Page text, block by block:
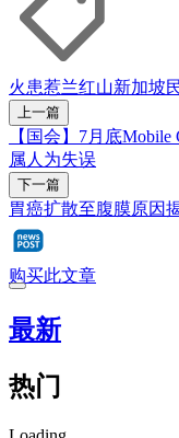
火患惹兰红山新加坡
上一篇
【国会】7月底
属人为失误
下一篇
胃癌扩散至腹膜原因
购买此文章
最新
热门